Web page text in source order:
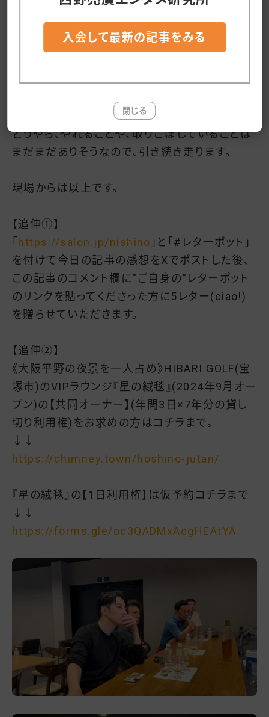
「採用」が100%なので、エンタメの会社がこうい
った店を持っておくのはとても大切だなぁと思い
すべては作品を届ける為。
どうやら、やれることや、取りこぼしていることは
まだまだありそうなので、引き続き走ります。
現場からは以上です。
【追伸①】
「 https://salon.jp/nishino 」と「#レターポット」
を付けて今日の記事の感想をXでポストした後、
この記事のコメント欄に“ご自身の”レターポット
のリンクを貼ってくださった方に5レター(ciao!)
を贈らせていただきます。
【追伸②】
《大阪平野の夜景を一人占め》HIBARI GOLF(宝
塚市)のVIPラウンジ『星の絨毯』(2024年9月オー
プン)の【共同オーナー】(年間3日×7年分の貸し
切り利用権)をお求めの方はコチラまで。
↓↓
https://chimney.town/hoshino-jutan/
『星の絨毯』の【1日利用権】は仮予約コチラまで
↓↓
https://forms.gle/oc3QADMxAcgHEAtYA
入会して最新の記事をみる
閉じる